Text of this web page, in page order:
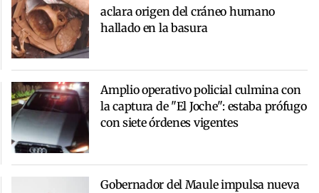
aclara origen del cráneo humano
hallado en la basura
Amplio operativo policial culmina con
la captura de "El Joche": estaba prófugo
con siete órdenes vigentes
Gobernador del Maule impulsa nueva